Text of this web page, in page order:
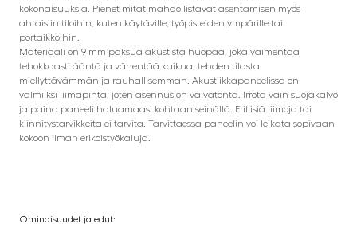
kokonaisuuksia. Pienet mitat mahdollistavat asentamisen myös
ahtaisiin tiloihin, kuten käytäville, työpisteiden ympärille tai
portaikkoihin.
Materiaali on 9 mm paksua akustista huopaa, joka vaimentaa
tehokkaasti ääntä ja vähentää kaikua, tehden tilasta
miellyttävämmän ja rauhallisemman. Akustiikkapaneelissa on
valmiiksi liimapinta, joten asennus on vaivatonta. Irrota vain suojakalvo
ja paina paneeli haluamaasi kohtaan seinällä. Erillisiä liimoja tai
kiinnitystarvikkeita ei tarvita. Tarvittaessa paneelin voi leikata sopivaan
kokoon ilman erikoistyökaluja.
Ominaisuudet ja edut: